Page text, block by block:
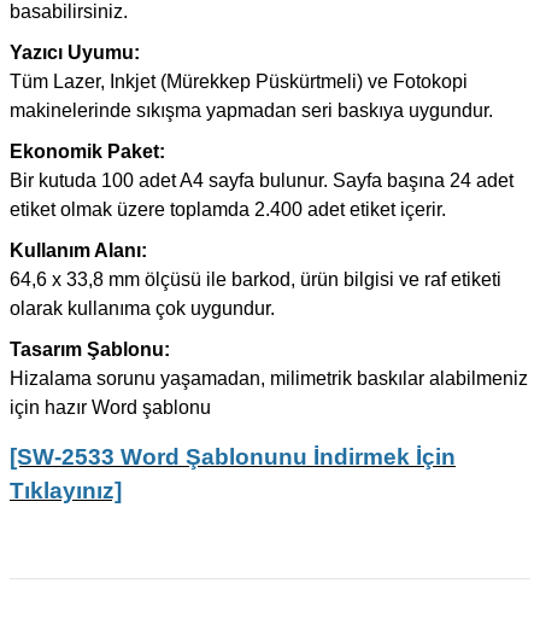
basabilirsiniz.
Yazıcı Uyumu:
Tüm Lazer, Inkjet (Mürekkep Püskürtmeli) ve Fotokopi
makinelerinde sıkışma yapmadan seri baskıya uygundur.
Ekonomik Paket:
Bir kutuda 100 adet A4 sayfa bulunur. Sayfa başına 24 adet
etiket olmak üzere toplamda 2.400 adet etiket içerir.
Kullanım Alanı:
64,6 x 33,8 mm ölçüsü ile barkod, ürün bilgisi ve raf etiketi
olarak kullanıma çok uygundur.
Tasarım Şablonu:
Hizalama sorunu yaşamadan, milimetrik baskılar alabilmeniz
için hazır Word şablonu
[SW-2533 Word Şablonunu İndirmek İçin
Tıklayınız]